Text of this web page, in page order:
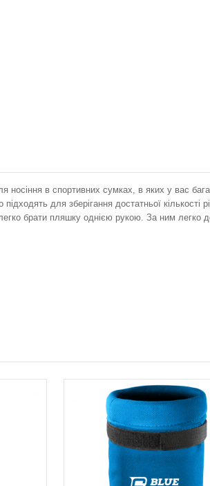
в спортивних сумках, в яких у вас
для зберігання достатньої
брати пляшку однією рукою. За ним легко